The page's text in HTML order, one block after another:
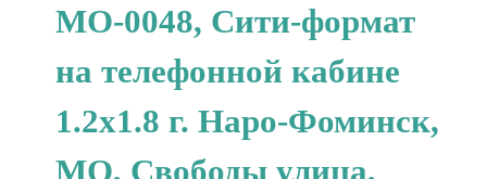
МО-0048, Сити-формат
на телефонной кабине
1.2x1.8 г. Наро-Фоминск,
МО, Свободы улица,